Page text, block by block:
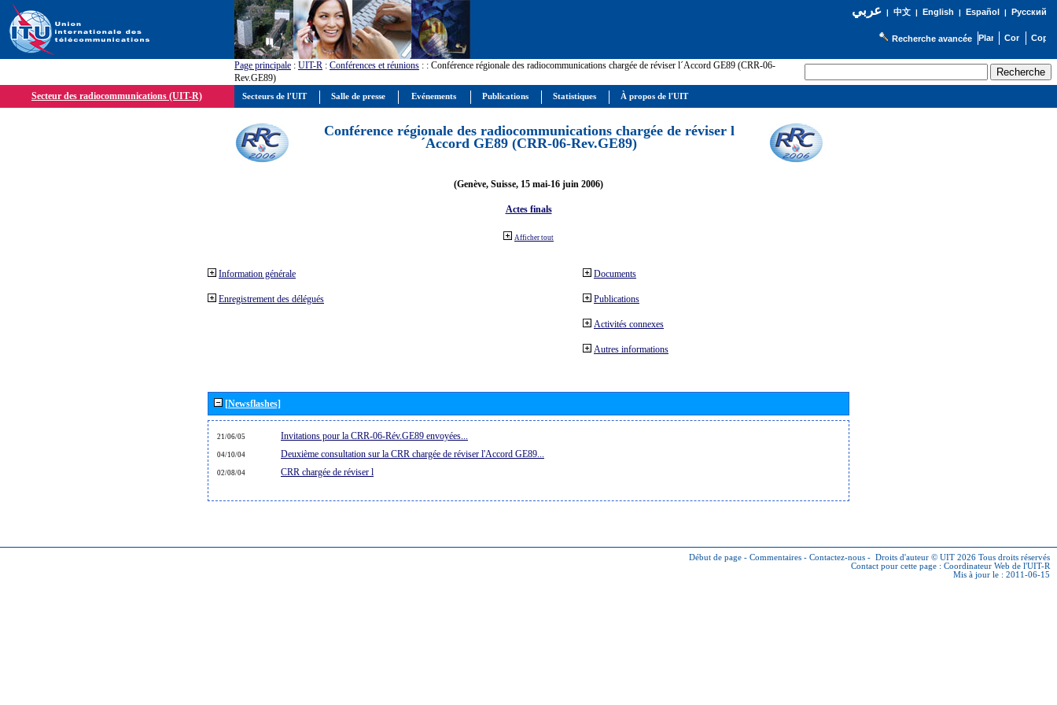
عربي| 中文| English | Español | Русский
Recherche avancée
Page principale : UIT-R : Conférences et réunions : : Conférence régionale des radiocommunications chargée de réviser l´Accord GE89 (CRR-06-
Rev.GE89)
Secteur des radiocommunications (UIT-R)
Conférence régionale des radiocommunications chargée de réviser l
´Accord GE89 (CRR-06-Rev.GE89)
(Genève, Suisse, 15 mai-16 juin 2006)
Actes finals
Afficher tout
Information générale
Enregistrement des délégués
Documents
Publications
Activités connexes
Autres informations
[Newsflashes]
21/06/05 Invitations pour la CRR-06-Rév.GE89 envoyées...
04/10/04 Deuxième consultation sur la CRR chargée de réviser l'Accord GE89...
02/08/04 CRR chargée de réviser l
Début de page - Commentaires - Contactez-nous - Droits d'auteur © UIT 2026 Tous droits réservés
Contact pour cette page : Coordinateur Web de l'UIT-R
Mis à jour le : 2011-06-15
Secteurs de l'UIT Salle de presse Evénements Publications Statistiques À propos de l'UIT